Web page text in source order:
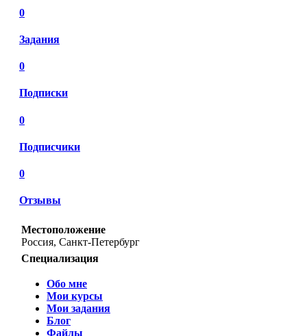
0
Задания
0
Подписки
0
Подписчики
0
Отзывы
Местоположение
Россия, Санкт-Петербург
Специализация
Обо мне
Мои курсы
Мои задания
Блог
Файлы